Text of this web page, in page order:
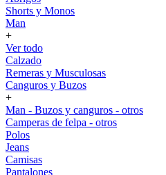
Shorts y Monos
Man
+
Ver todo
Calzado
Remeras y Musculosas
Canguros y Buzos
+
Man - Buzos y canguros - otros
Camperas de felpa - otros
Polos
Jeans
Camisas
Pantalones